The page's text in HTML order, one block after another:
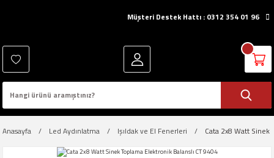
Müşteri Destek Hattı : 0312 354 01 96
Anasayfa Led Aydınlatma Işıldak ve El Fenerleri Cata 2x8 Watt Sinek